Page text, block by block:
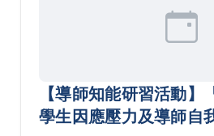
【導師知能研習活動
學生因應壓力及導師自